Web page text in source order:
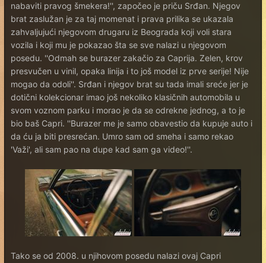
nabaviti pravog šmekera!'', započeo je priču Srđan. Njegov
brat zaslužan je za taj momenat i prava prilika se ukazala
zahvaljujući njegovom drugaru iz Beograda koji voli stara
vozila i koji mu je pokazao šta se sve nalazi u njegovom
posedu. ''Odmah se burazer zakačio za Caprija. Zelen, krov
presvučen u vinil, opaka linija i to još model iz prve serije! Nije
mogao da odoli''. Srđan i njegov brat su tada imali sreće jer je
dotični kolekcionar imao još nekoliko klasičnih automobila u
svom voznom parku i morao je da se odrekne jednog, a to je
bio baš Capri. ''Burazer me je samo obavestio da kupuje auto i
da ću ja biti presrećan. Umro sam od smeha i samo rekao
'Važi', ali sam pao na dupe kad sam ga video!''.
Tako se od 2008. u njihovom posedu nalazi ovaj Capri